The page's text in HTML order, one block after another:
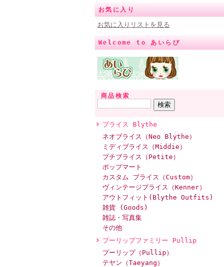
お気に入り
お気に入りリストを見る
Welcome to あいらぴ
商品検索
ブライス Blythe
ネオブライス（Neo Blythe）
ミディブライス（Middie）
プチブライス（Petite）
ポップマート
カスタム ブライス（Custom）
ヴィンテージブライス（Kenner）
アウトフィット(Blythe Outfits)
雑貨 (Goods)
雑誌・写真集
その他
プーリップファミリー Pullip
プーリップ（Pullip）
テヤン（Taeyang）